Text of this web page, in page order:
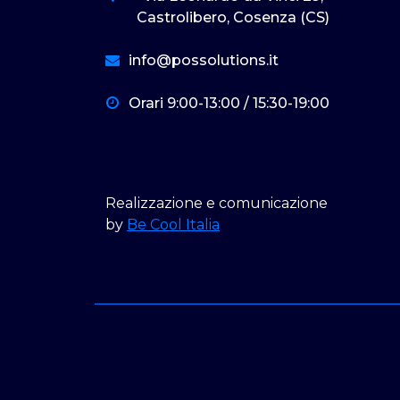
Castrolibero, Cosenza (CS)
info@possolutions.it
Orari 9:00-13:00 / 15:30-19:00
Realizzazione e comunicazione
by Be Cool Italia